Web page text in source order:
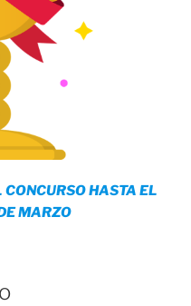
HASTA EL
MARZO